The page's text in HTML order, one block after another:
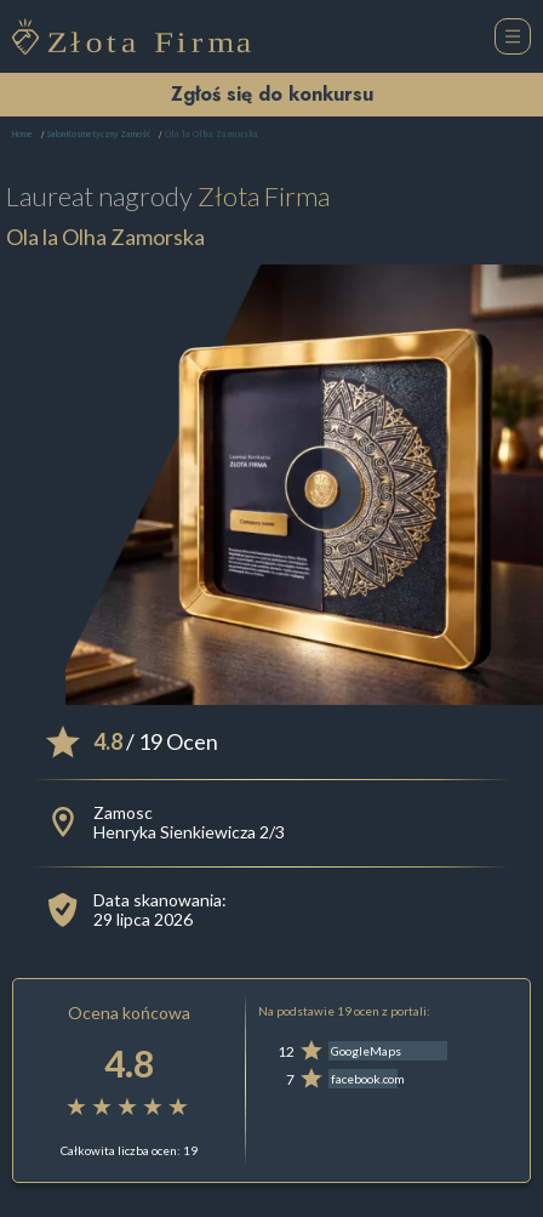
Zgłoś się do konkursu
Home Salon Kosmetyczny Zamość Ola la Olha Zamorska
Laureat nagrodyZłota Firma
Ola la Olha Zamorska
4.8/ 19 Ocen
Zamosc
Henryka Sienkiewicza 2/3
Data skanowania:
29 lipca 2026
Ocena końcowa
4.8
Całkowita liczba ocen: 19
Na podstawie 19 ocen z portali:
12 GoogleMaps
7 facebook.com